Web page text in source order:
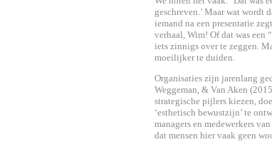
geschreven.’ Maar wat wordt
iemand na een presentatie
verhaal, Wim! Of dat was een
iets zinnigs over te zeggen.
moeilijker te duiden.
Organisaties zijn jarenlang
Weggeman, & Van Aken
strategische pijlers kiezen,
‘esthetisch bewustzijn’ te
managers en medewerkers
dat mensen hier vaak geen